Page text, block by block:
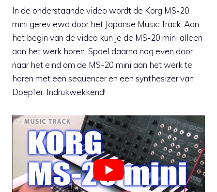
In de onderstaande video wordt de Korg MS-20
mini gereviewd door het Japanse Music Track. Aan
het begin van de video kun je de MS-20 mini alleen
aan het werk horen. Spoel daarna nog even door
naar het eind om de MS-20 mini aan het werk te
horen met een sequencer en een synthesizer van
Doepfer. Indrukwekkend!